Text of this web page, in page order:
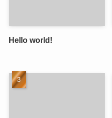
Hello world!